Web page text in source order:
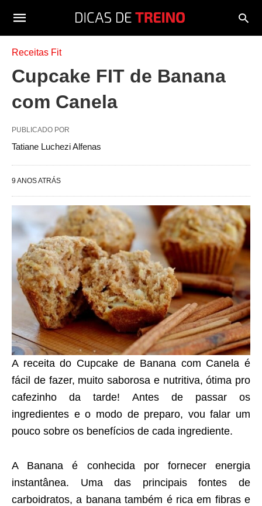
Receitas Fit
Cupcake FIT de Banana
com Canela
PUBLICADO POR
Tatiane Luchezi Alfenas
9 ANOS ATRÁS
A receita do Cupcake de Banana com Canela é
fácil de fazer, muito saborosa e nutritiva, ótima pro
cafezinho da tarde! Antes de passar os
ingredientes e o modo de preparo, vou falar um
pouco sobre os benefícios de cada ingrediente.
A Banana é conhecida por fornecer energia
instantânea. Uma das principais fontes de
carboidratos, a banana também é rica em fibras e